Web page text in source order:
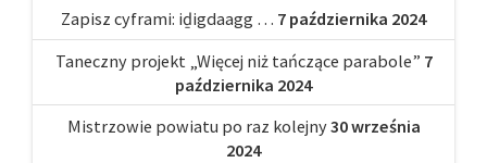
Zapisz cyframi: iḏigdaagg … 7 października 2024
Taneczny projekt „Więcej niż tańczące parabole” 7
października 2024
Mistrzowie powiatu po raz kolejny30 września
2024